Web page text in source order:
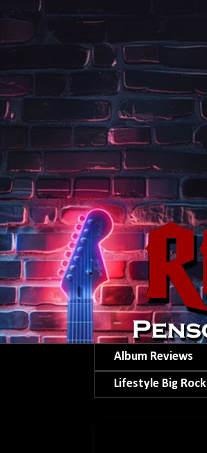
Album Reviews
Lifestyle Big Rock